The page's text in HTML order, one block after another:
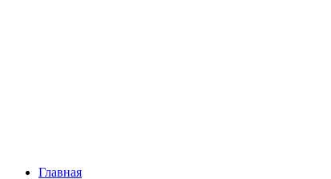
Главная